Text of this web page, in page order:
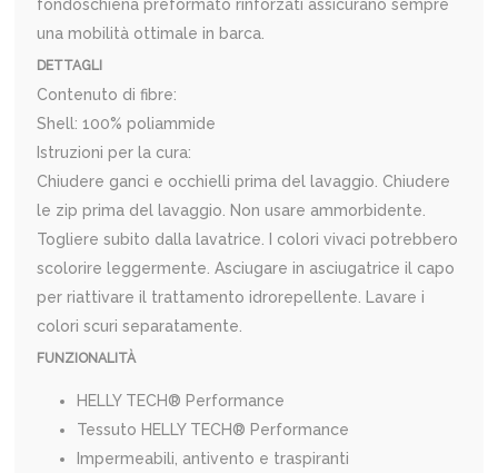
fondoschiena preformato rinforzati assicurano sempre
una mobilità ottimale in barca.
DETTAGLI
Contenuto di fibre:
Shell: 100% poliammide
Istruzioni per la cura:
Chiudere ganci e occhielli prima del lavaggio. Chiudere
le zip prima del lavaggio. Non usare ammorbidente.
Togliere subito dalla lavatrice. I colori vivaci potrebbero
scolorire leggermente. Asciugare in asciugatrice il capo
per riattivare il trattamento idrorepellente. Lavare i
colori scuri separatamente.
FUNZIONALITÀ
HELLY TECH® Performance
Tessuto HELLY TECH® Performance
Impermeabili, antivento e traspiranti